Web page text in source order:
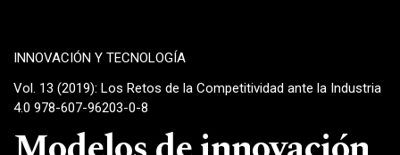
INNOVACIÓN Y TECNOLOGÍA
Vol. 13 (2019): Los Retos de la Competitividad ante la Industria
4.0 978-607-96203-0-8